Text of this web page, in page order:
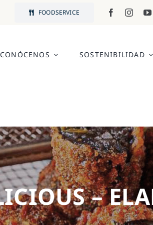
FOODSERVICE
CONÓCENOS SOSTENIBILIDAD
–